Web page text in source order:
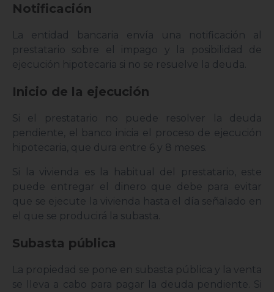
Notificación
La entidad bancaria envía una notificación al
prestatario sobre el impago y la posibilidad de
ejecución hipotecaria si no se resuelve la deuda.
Inicio de la ejecución
Si el prestatario no puede resolver la deuda
pendiente, el banco inicia el proceso de ejecución
hipotecaria, que dura entre 6 y 8 meses.
Si la vivienda es la habitual del prestatario, este
puede entregar el dinero que debe para evitar
que se ejecute la vivienda hasta el día señalado en
el que se producirá la subasta.
Subasta pública
La propiedad se pone en subasta pública y la venta
se lleva a cabo para pagar la deuda pendiente. Si